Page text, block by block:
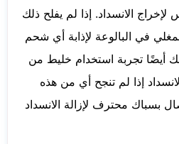
الانسداد. إذا لم يفلح ذلك
في البالوعة لإذابة أي شحم
أيضًا تجربة استخدام خليط من
إذا لم تنجح أي من هذه
بسباك محترف لإزالة الانسداد